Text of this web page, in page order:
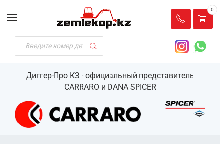
Диггер-Про КЗ - официальный представитель
CARRARO и DANA SPICER
0